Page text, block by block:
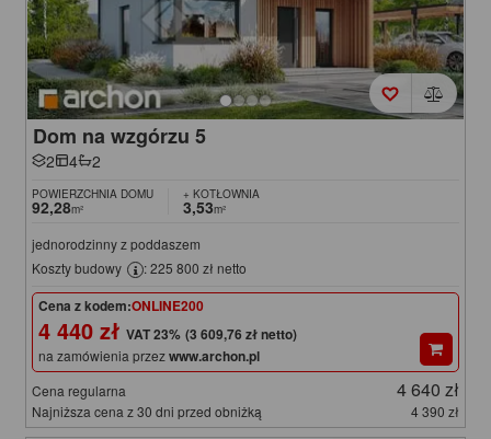
Dom na wzgórzu 5
2 4 2
POWIERZCHNIA DOMU
92,28m²
+ KOTŁOWNIA
3,53m²
jednorodzinny z poddaszem
Koszty budowy
: 225 800 zł netto
Cena z kodem:ONLINE200
4 440 zł (3 609,76 zł netto)
na zamówienia przezwww.archon.pl
Cena regularna 4 640 zł
Najniższa cena z 30 dni przed obniżką 4 390 zł